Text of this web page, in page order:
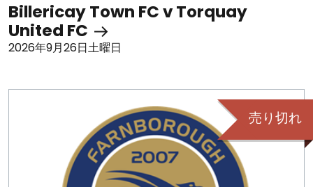
Billericay Town FC v Torquay
United FC
2026年9月26日土曜日
売り切れ